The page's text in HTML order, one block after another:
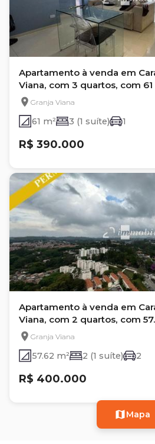
Apartamento à venda em
Viana, com 3 quartos, com
GranjaGranja Viana
61 m² 3 (1 suíte) 1
R$ 390.000
Apartamento à venda em
Viana, com 2 quartos, com
da Granja
Granja Viana
57.62 m² 2 (1 suíte) 2
R$ 400.000
Mapa